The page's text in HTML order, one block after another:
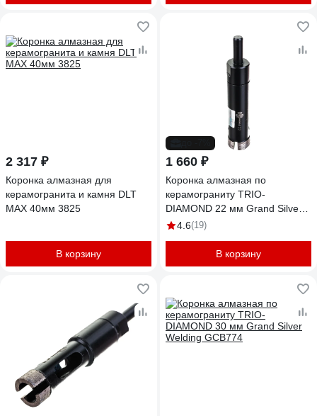
2 317 ₽
Коронка алмазная для
керамогранита и камня DLT
MAX 40мм 3825
В корзину
1 660 ₽
Коронка алмазная по
керамограниту TRIO-
DIAMOND 22 мм Grand Silver
Welding GCB771
4.6(19)
В корзину